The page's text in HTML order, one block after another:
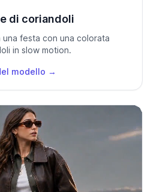
di coriandoli
festa con una colorata
in slow motion.
modello →